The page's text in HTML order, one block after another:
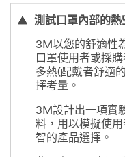
測試口罩內部的熱
3M以您的舒適性
口罩使用者或採
多熱(配戴者舒適
擇考量。
3M設計出一項實
料，用以模擬使
智的產品選擇。